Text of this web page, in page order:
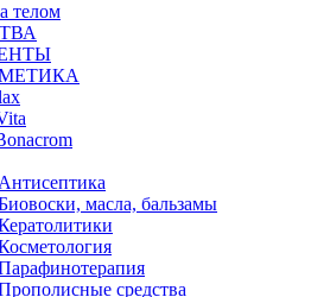
телом
Антисептика
масла, бальзамы
средства